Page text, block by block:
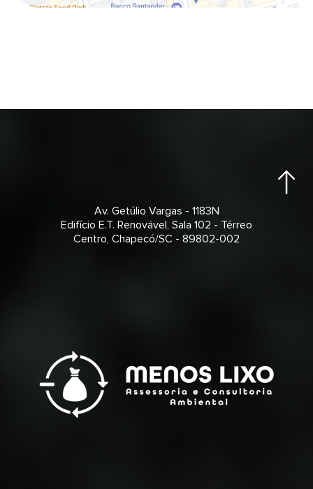
Av. Getúlio Vargas - 1183N
Edifício E.T. Renovável, Sala 102 - Térreo
Centro, Chapecó/SC - 89802-002